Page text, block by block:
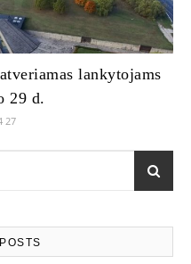
lankytojams
29 d.
27